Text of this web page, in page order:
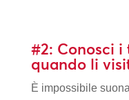
#2: Conosci
quando li
È impossibile